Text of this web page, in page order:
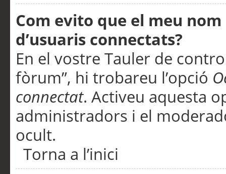
Com evito que el meu
d’usuaris connectats?
En el vostre Tauler de
fòrum”, hi trobareu l’opció
connectat. Activeu aquesta
administradors i el
ocult.
Torna a l’inici